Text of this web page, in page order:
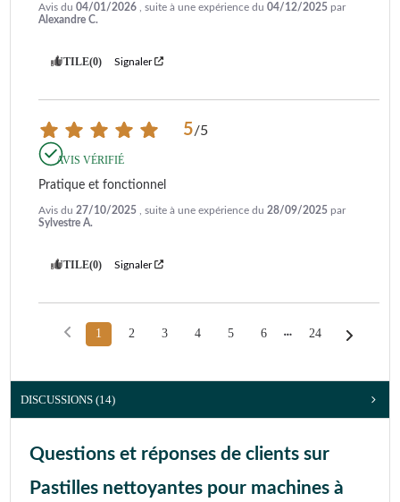
Avis du 04/01/2026 , suite à une expérience du 04/12/2025 par
Alexandre C.
UTILE(0) Signaler
5/5
AVIS VÉRIFIÉ
Pratique et fonctionnel
Avis du 27/10/2025 , suite à une expérience du 28/09/2025 par
Sylvestre A.
UTILE(0) Signaler
1 2 3 4 5 6 24
DISCUSSIONS (14)
Questions et réponses de clients sur
Pastilles nettoyantes pour machines à